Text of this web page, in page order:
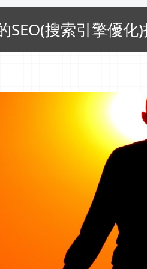
SEO(搜索引擎優化